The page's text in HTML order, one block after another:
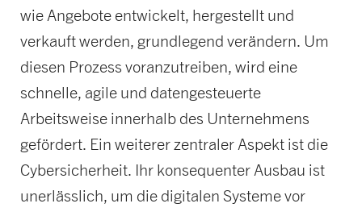
wie Angebote entwickelt, hergestellt und
verkauft werden, grundlegend verändern. Um
diesen Prozess voranzutreiben, wird eine
schnelle, agile und datengesteuerte
Arbeitsweise innerhalb des Unternehmens
gefördert. Ein weiterer zentraler Aspekt ist die
Cybersicherheit. Ihr konsequenter Ausbau ist
unerlässlich, um die digitalen Systeme vor